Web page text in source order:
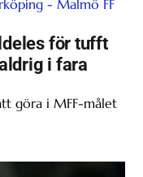
för tufft
i fara
göra i MFF-målet